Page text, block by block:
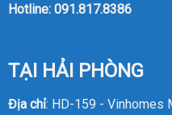
Hotline: 091.817.8386
TẠI HẢI PHÒNG
Địa chỉ: HD-159 - Vinhomes